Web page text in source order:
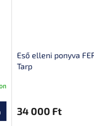
Eső elleni ponyva
Tarp
átlagos
értékelése
34 000 Ft